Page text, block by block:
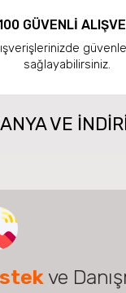
GÜVENLİ
sağlayabilirsiniz.
VE
ve